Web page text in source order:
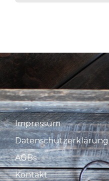
Impressum
Datenschutzerklärung
AGBs
Kontakt